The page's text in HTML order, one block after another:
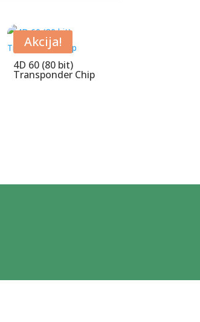
Akcija!
4D 60 (80 bit)
Transponder Chip